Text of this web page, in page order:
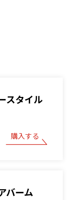
スタイル
購入する
バーム